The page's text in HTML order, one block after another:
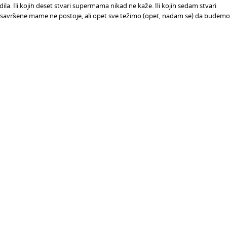
Ili kojih deset stvari supermama nikad ne kaže. Ili kojih sedam stvari
mame ne postoje, ali opet sve težimo (opet, nadam se) da budemo